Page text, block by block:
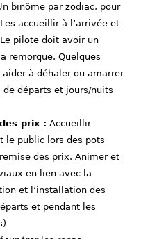
binôme par zodiac, pour
accueillir à l’arrivée et
pilote doit avoir un
remorque. Quelques
à déhaler ou amarrer
départs et jours/nuits
prix : Accueillir
le public lors des pots
des prix. Animer et
en lien avec la
et l’installation des
et pendant les